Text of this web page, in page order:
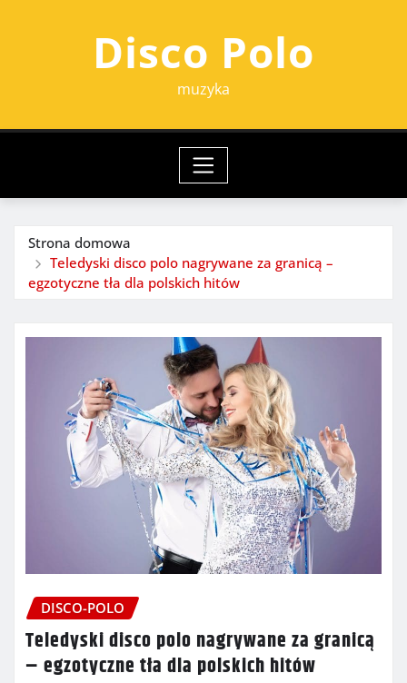
Disco Polo
muzyka
Strona domowa
Teledyski disco polo nagrywane za granicą –
egzotyczne tła dla polskich hitów
DISCO-POLO
Teledyski disco polo nagrywane za granicą
– egzotyczne tła dla polskich hitów